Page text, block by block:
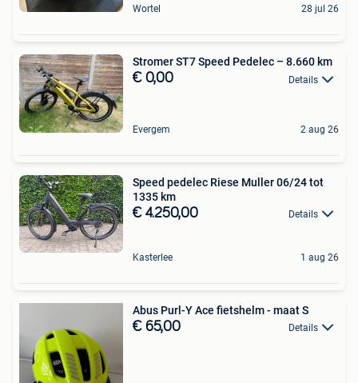
Wortel 28 jul 26
Stromer ST7 Speed Pedelec – 8.660 km
€ 0,00 Details
Evergem 2 aug 26
Speed pedelec Riese Muller 06/24 tot
1335 km
€ 4.250,00 Details
Kasterlee 1 aug 26
Abus Purl-Y Ace fietshelm - maat S
€ 65,00 Details